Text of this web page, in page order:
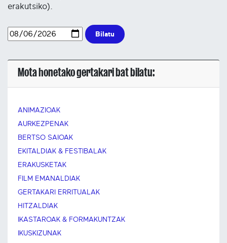
erakutsiko).
Bilatu
Mota honetako gertakari bat bilatu:
ANIMAZIOAK
AURKEZPENAK
BERTSO SAIOAK
EKITALDIAK & FESTIBALAK
ERAKUSKETAK
FILM EMANALDIAK
GERTAKARI ERRITUALAK
HITZALDIAK
IKASTAROAK & FORMAKUNTZAK
IKUSKIZUNAK